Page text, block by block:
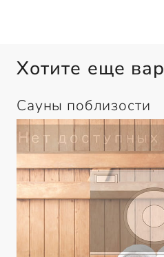
Хотите еще
Сауны поблизости